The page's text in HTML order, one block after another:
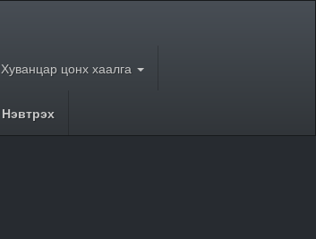
Хуванцар цонх хаалга
Нэвтрэх